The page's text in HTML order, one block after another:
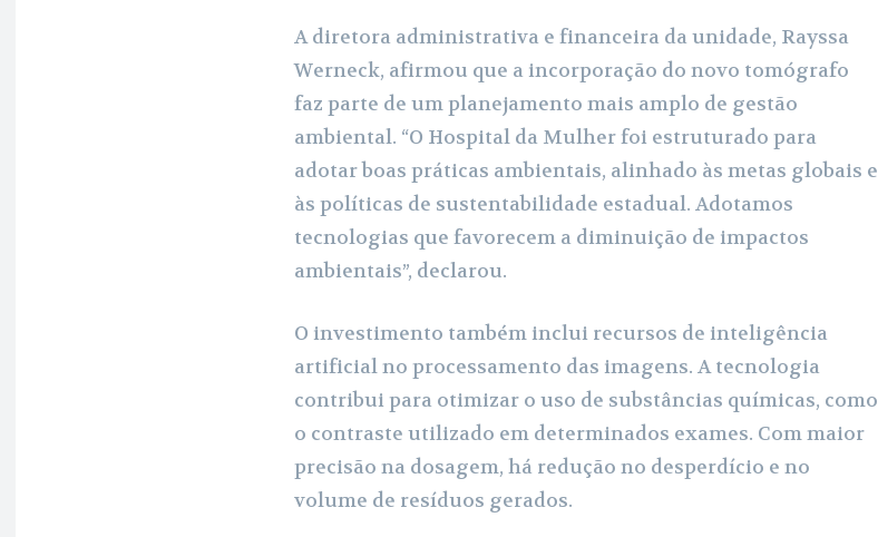
A diretora administrativa e financeira da unidade, Rayssa
Werneck, afirmou que a incorporação do novo tomógrafo
faz parte de um planejamento mais amplo de gestão
ambiental. “O Hospital da Mulher foi estruturado para
adotar boas práticas ambientais, alinhado às metas globais e
às políticas de sustentabilidade estadual. Adotamos
tecnologias que favorecem a diminuição de impactos
ambientais”, declarou.
O investimento também inclui recursos de inteligência
artificial no processamento das imagens. A tecnologia
contribui para otimizar o uso de substâncias químicas, como
o contraste utilizado em determinados exames. Com maior
precisão na dosagem, há redução no desperdício e no
volume de resíduos gerados.